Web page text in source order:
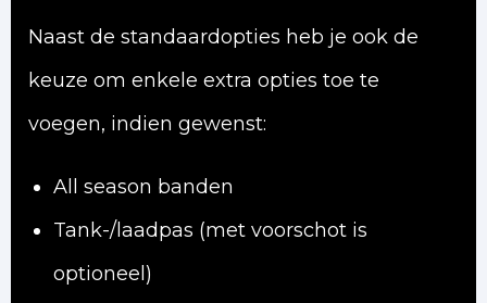
Naast de standaardopties heb je ook de
keuze om enkele extra opties toe te
voegen, indien gewenst:
All season banden
Tank-/laadpas (met voorschot is
optioneel)